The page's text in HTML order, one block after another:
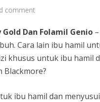
comment
Dan Folamil Genio
Cara lain ibu hamil
khusus untuk ibu hamil
Blackmore?
ibu hamil dan